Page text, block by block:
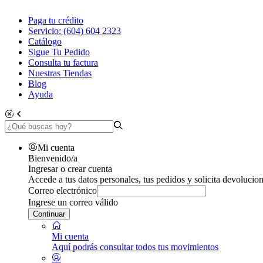
Paga tu crédito
Servicio: (604) 604 2323
Catálogo
Sigue Tu Pedido
Consulta tu factura
Nuestras Tiendas
Blog
Ayuda
Mi cuenta
Bienvenido/a
Ingresar o crear cuenta
Accede a tus datos personales, tus pedidos y solicita
Correo electrónico
Ingrese un correo válido
Continuar
Mi cuenta
Aquí podrás consultar todos tus movimientos